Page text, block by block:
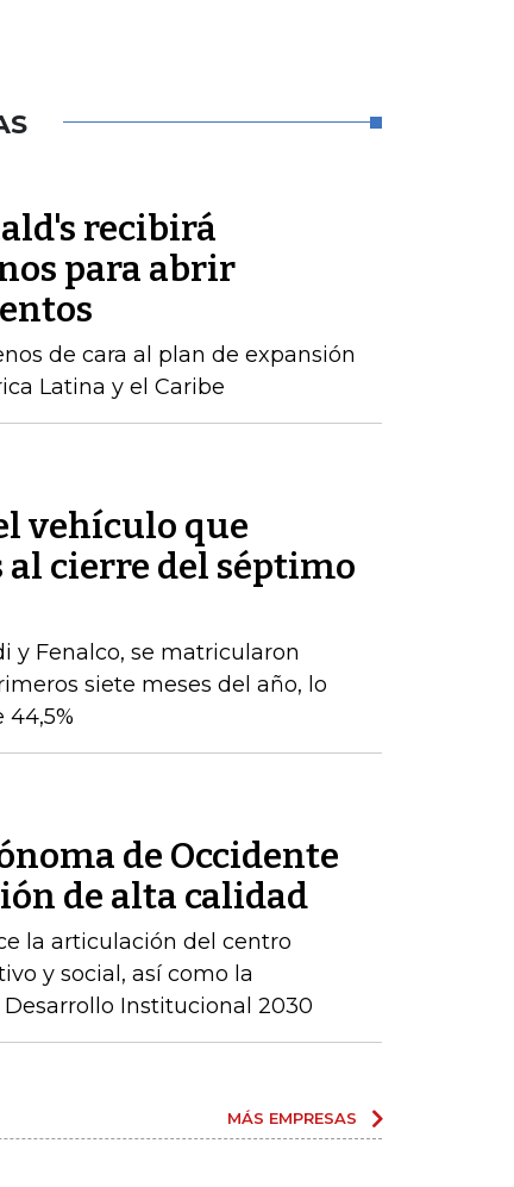
recibirá
para abrir
de cara al plan de expansión
Latina y el Caribe
vehículo que
cierre del séptimo
y Fenalco, se matricularon
siete meses del año, lo
de Occidente
de alta calidad
la articulación del centro
y social, así como la
Institucional 2030
MÁS EMPRESAS